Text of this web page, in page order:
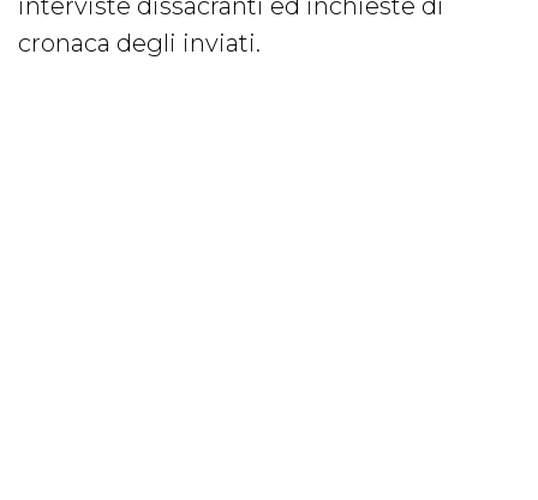
interviste dissacranti ed inchieste di
cronaca degli inviati.